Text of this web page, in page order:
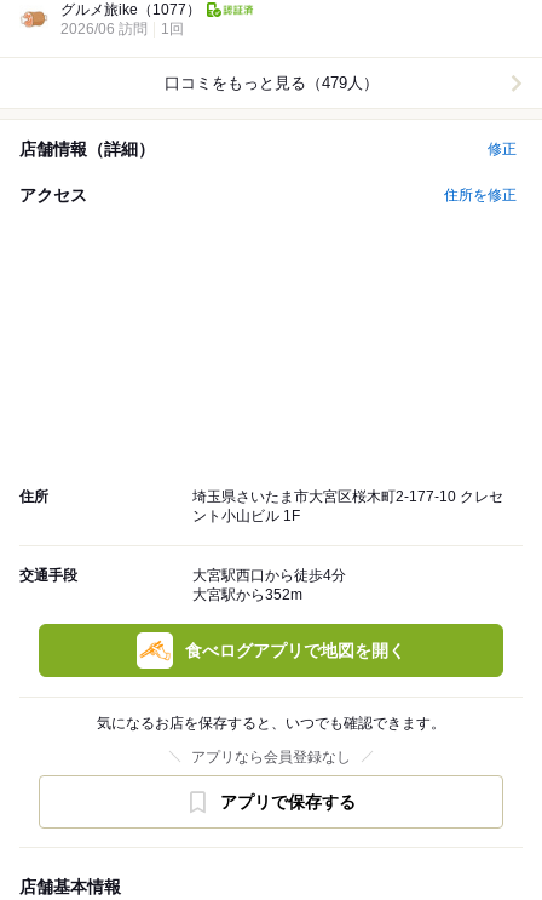
グルメ旅ike （1077）
2026/06 訪問
1回
口コミをもっと見る（479人）
店舗情報（詳細） 修正
アクセス 住所を修正
住所
埼玉県さいたま市大宮区桜木町2-177-10 クレセ
ント小山ビル 1F
交通手段
大宮駅西口から徒歩4分
大宮駅から352m
食べログアプリで地図を開く
気になるお店を保存すると、いつでも確認できます。
アプリなら会員登録なし
アプリで保存する
店舗基本情報